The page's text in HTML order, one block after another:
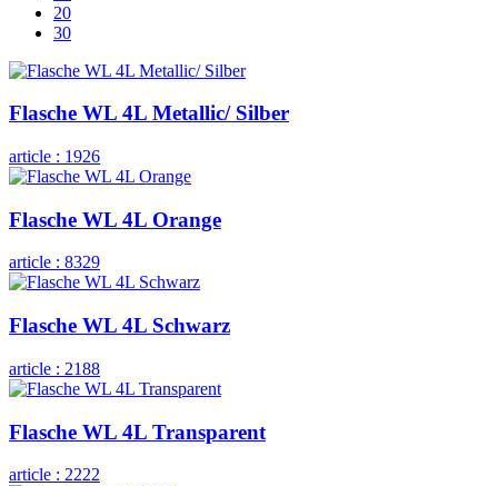
20
30
Flasche WL 4L Metallic/ Silber
article : 1926
Flasche WL 4L Orange
article : 8329
Flasche WL 4L Schwarz
article : 2188
Flasche WL 4L Transparent
article : 2222